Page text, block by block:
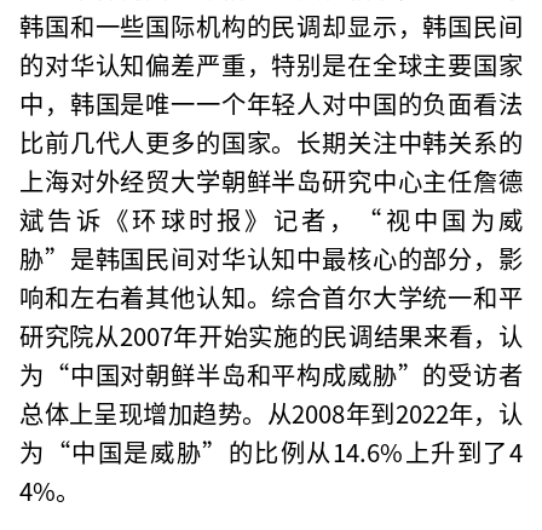
韩国和一些国际机构的民调却显示，韩国民间
的对华认知偏差严重，特别是在全球主要国家
中，韩国是唯一一个年轻人对中国的负面看法
比前几代人更多的国家。长期关注中韩关系的
上海对外经贸大学朝鲜半岛研究中心主任詹德
斌告诉《环球时报》记者，“视中国为威
胁”是韩国民间对华认知中最核心的部分，影
响和左右着其他认知。综合首尔大学统一和平
研究院从2007年开始实施的民调结果来看，认
为“中国对朝鲜半岛和平构成威胁”的受访者
总体上呈现增加趋势。从2008年到2022年，认
为“中国是威胁”的比例从14.6%上升到了4
4%。